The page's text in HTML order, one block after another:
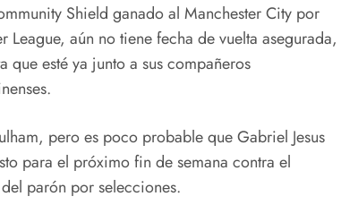
Shield ganado al Manchester City por
aún no tiene fecha de vuelta asegurada,
que esté ya junto a sus compañeros
pero es poco probable que Gabriel Jesus
para el próximo fin de semana contra el
parón por selecciones.